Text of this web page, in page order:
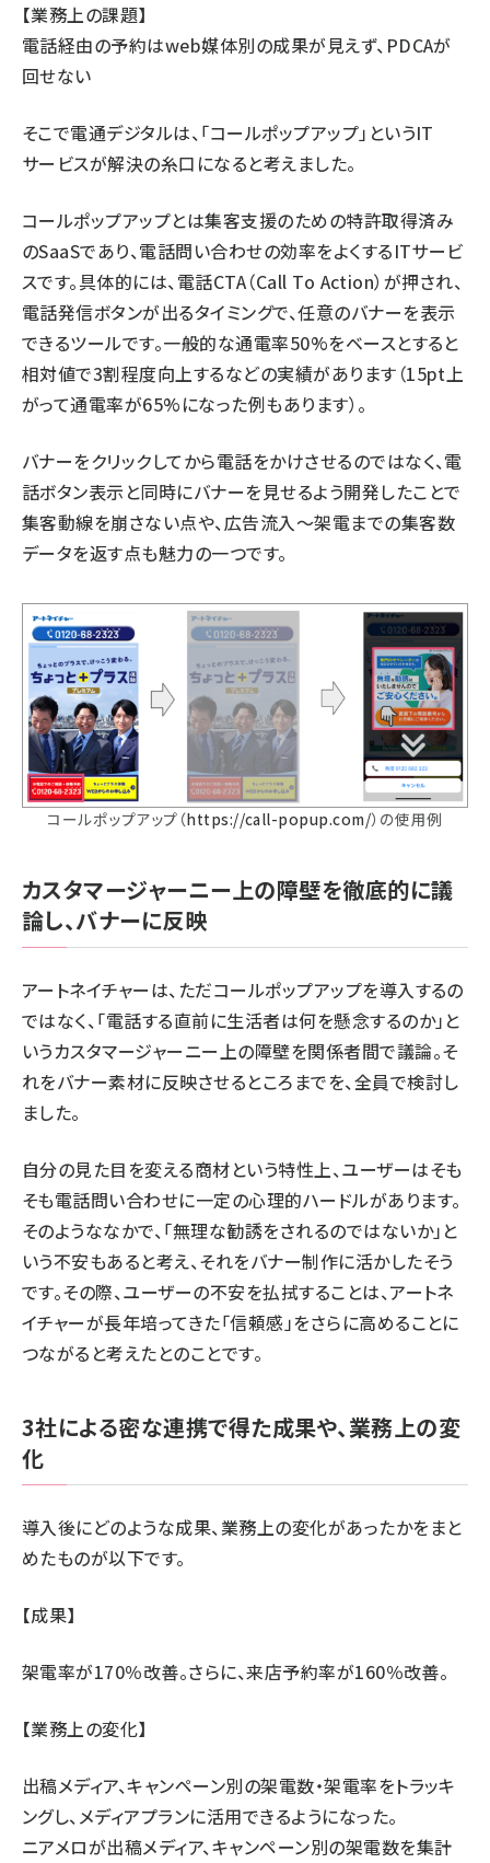
【業務上の課題】
電話経由の予約はweb媒体別の成果が見えず、PDCAが
回せない
そこで電通デジタルは、「コールポップアップ」というIT
サービスが解決の糸口になると考えました。
コールポップアップとは集客支援のための特許取得済み
のSaaSであり、電話問い合わせの効率をよくするITサービ
スです。具体的には、電話CTA（Call To Action）が押され、
電話発信ボタンが出るタイミングで、任意のバナーを表示
できるツールです。一般的な通電率50%をベースとすると
相対値で3割程度向上するなどの実績があります（15pt上
がって通電率が65%になった例もあります）。
バナーをクリックしてから電話をかけさせるのではなく、電
話ボタン表示と同時にバナーを見せるよう開発したことで
集客動線を崩さない点や、広告流入〜架電までの集客数
データを返す点も魅力の一つです。
コールポップアップ（https://call-popup.com/）の使用例
カスタマージャーニー上の障壁を徹底的に議
論し、バナーに反映
アートネイチャーは、ただコールポップアップを導入するの
ではなく、「電話する直前に生活者は何を懸念するのか」と
いうカスタマージャーニー上の障壁を関係者間で議論。そ
れをバナー素材に反映させるところまでを、全員で検討し
ました。
自分の見た目を変える商材という特性上、ユーザーはそも
そも電話問い合わせに一定の心理的ハードルがあります。
そのようななかで、「無理な勧誘をされるのではないか」と
いう不安もあると考え、それをバナー制作に活かしたそう
です。その際、ユーザーの不安を払拭することは、アートネ
イチャーが長年培ってきた「信頼感」をさらに高めることに
つながると考えたとのことです。
3社による密な連携で得た成果や、業務上の変
化
導入後にどのような成果、業務上の変化があったかをまと
めたものが以下です。
【成果】
架電率が170％改善。さらに、来店予約率が160％改善。
【業務上の変化】
出稿メディア、キャンペーン別の架電数・架電率をトラッキ
ングし、メディアプランに活用できるようになった。
ニアメロが出稿メディア、キャンペーン別の架電数を集計